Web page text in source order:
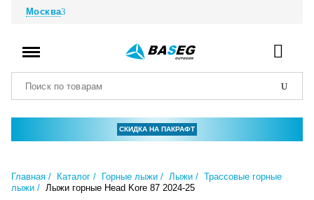
Москва
СКИДКА НА ПАКРАФТ
Главная Каталог Горные лыжи Лыжи
Трассовые горные
лыжи
Лыжи горные Head Kore 87 2024-25